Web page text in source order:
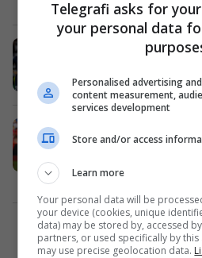
Arsenali
Premier League
kalimtar,
La Liga
2
Telegrafi asks for
your personal data
Personalised advertising
content measurement,
services development
Store and/or access
Learn more
Your personal data will be
your device (cookies, unique
data) may be stored by, accessed
partners, or used specifically by
may use precise geolocation data.